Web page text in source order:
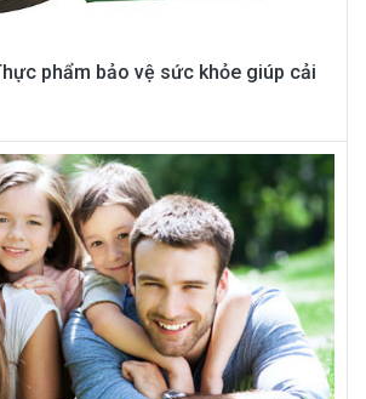
phẩm bảo vệ sức khỏe giúp cải